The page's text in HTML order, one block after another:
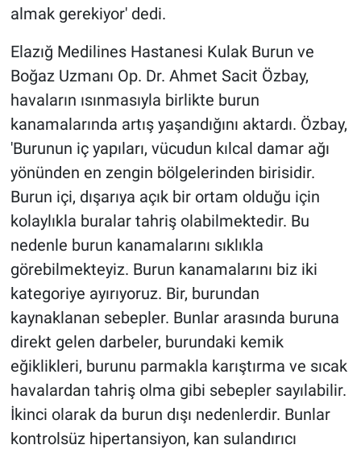
almak gerekiyor' dedi.
Elazığ Medilines Hastanesi Kulak Burun ve
Boğaz Uzmanı Op. Dr. Ahmet Sacit Özbay,
havaların ısınmasıyla birlikte burun
kanamalarında artış yaşandığını aktardı. Özbay,
'Burunun iç yapıları, vücudun kılcal damar ağı
yönünden en zengin bölgelerinden birisidir.
Burun içi, dışarıya açık bir ortam olduğu için
kolaylıkla buralar tahriş olabilmektedir. Bu
nedenle burun kanamalarını sıklıkla
görebilmekteyiz. Burun kanamalarını biz iki
kategoriye ayırıyoruz. Bir, burundan
kaynaklanan sebepler. Bunlar arasında buruna
direkt gelen darbeler, burundaki kemik
eğiklikleri, burunu parmakla karıştırma ve sıcak
havalardan tahriş olma gibi sebepler sayılabilir.
İkinci olarak da burun dışı nedenlerdir. Bunlar
kontrolsüz hipertansiyon, kan sulandırıcı